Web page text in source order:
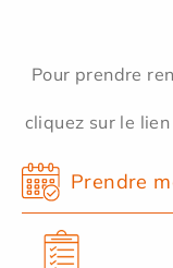
Pour prendre
cliquez sur le
Prendre